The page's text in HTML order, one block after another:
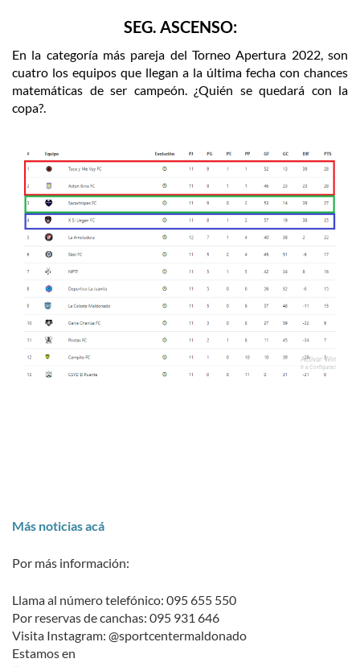
SEG. ASCENSO:
En la categoría más pareja del Torneo Apertura 2022, son
cuatro los equipos que llegan a la última fecha con chances
matemáticas de ser campeón. ¿Quién se quedará con la
copa?.
Más noticias acá
Por más información:
Llama al número telefónico: 095 655 550
Por reservas de canchas: 095 931 646
Visita Instagram: @sportcentermaldonado
Estamos en